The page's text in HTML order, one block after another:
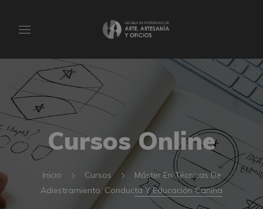
Cursos Online
Inicio Cursos
Máster En Técnicas De
Adiestramiento, Conducta Y Educación Canina